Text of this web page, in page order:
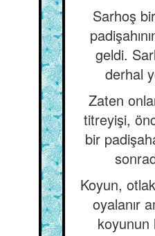
Sarhoş
geldi.
derhal
Zaten
titreyişi,
bir
Koyun,
oyalanır
koyunun